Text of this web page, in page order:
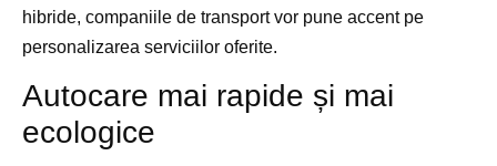
hibride, companiile de transport vor pune accent pe
personalizarea serviciilor oferite.
Autocare mai rapide și mai
ecologice